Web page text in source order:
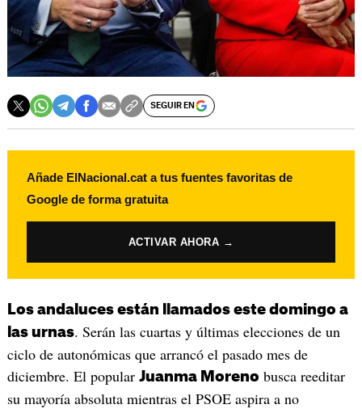
SEGUIR EN
Añade ElNacional.cat a tus fuentes favoritas de
Google de forma gratuita
ACTIVAR AHORA →
Los andaluces están llamados este domingo a
las urnas. Serán las cuartas y últimas elecciones de un
ciclo de autonómicas que arrancó el pasado mes de
diciembre. El popular Juanma Moreno busca reeditar
su mayoría absoluta mientras el PSOE aspira a no